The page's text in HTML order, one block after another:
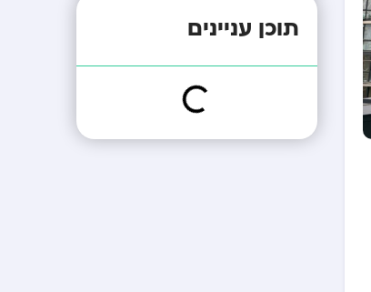
תוכן עניינים